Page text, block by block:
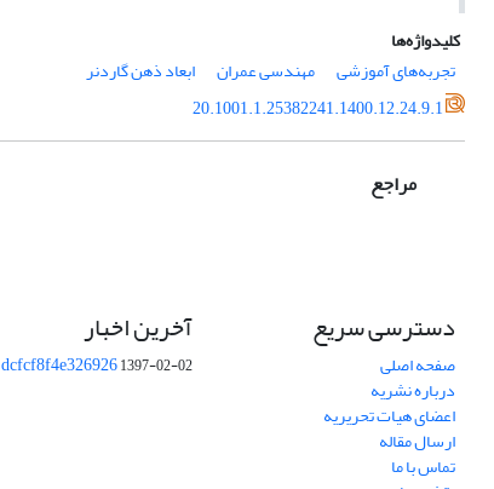
کلیدواژه‌ها
تجربه‌های آموزشی
مهندسی عمران
ابعاد ذهن گاردنر
20.1001.1.25382241.1400.12.24.9.1
مراجع
دسترسی سریع
صفحه اصلی
درباره نشریه
اعضای هیات تحریریه
ارسال مقاله
تماس با ما
آخرین اخبار
dcfcf8f4e3269261397-02-02